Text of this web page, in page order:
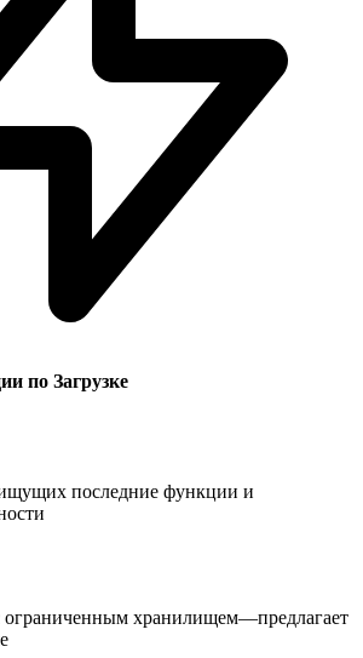
по Загрузке
последние функции и
ограниченным хранилищем—предлагает